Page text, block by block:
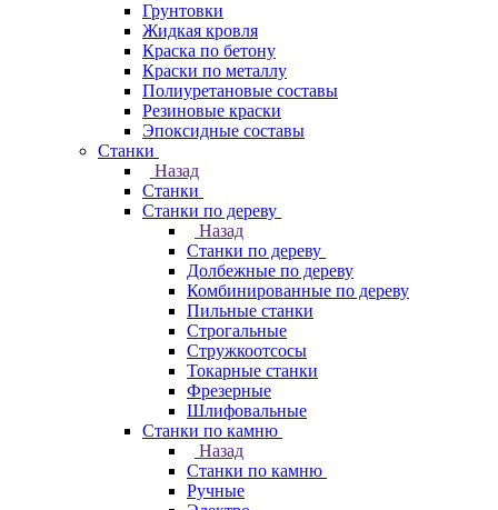
Грунтовки
Жидкая кровля
Краска по бетону
Краски по металлу
Полиуретановые составы
Резиновые краски
Эпоксидные составы
Станки
Назад
Станки
Станки по дереву
Назад
Станки по дереву
Долбежные по дереву
Комбинированные по дереву
Пильные станки
Строгальные
Стружкоотсосы
Токарные станки
Фрезерные
Шлифовальные
Станки по камню
Назад
Станки по камню
Ручные